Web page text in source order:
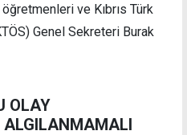
ve Kıbrıs Türk
Genel Sekreteri Burak
OLAY
ALGILANMAMALI